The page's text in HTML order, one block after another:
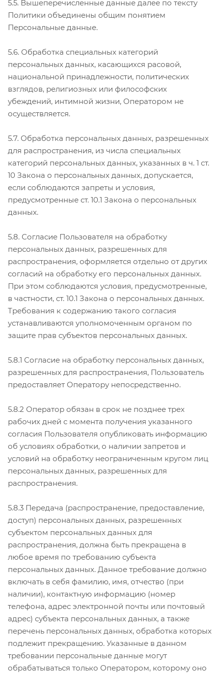
5.5. Вышеперечисленные данные далее по тексту
Политики объединены общим понятием
Персональные данные.
5.6. Обработка специальных категорий
персональных данных, касающихся расовой,
национальной принадлежности, политических
взглядов, религиозных или философских
убеждений, интимной жизни, Оператором не
осуществляется.
5.7. Обработка персональных данных, разрешенных
для распространения, из числа специальных
категорий персональных данных, указанных в ч. 1 ст.
10 Закона о персональных данных, допускается,
если соблюдаются запреты и условия,
предусмотренные ст. 10.1 Закона о персональных
данных.
5.8. Согласие Пользователя на обработку
персональных данных, разрешенных для
распространения, оформляется отдельно от других
согласий на обработку его персональных данных.
При этом соблюдаются условия, предусмотренные,
в частности, ст. 10.1 Закона о персональных данных.
Требования к содержанию такого согласия
устанавливаются уполномоченным органом по
защите прав субъектов персональных данных.
5.8.1 Согласие на обработку персональных данных,
разрешенных для распространения, Пользователь
предоставляет Оператору непосредственно.
5.8.2 Оператор обязан в срок не позднее трех
рабочих дней с момента получения указанного
согласия Пользователя опубликовать информацию
об условиях обработки, о наличии запретов и
условий на обработку неограниченным кругом лиц
персональных данных, разрешенных для
распространения.
5.8.3 Передача (распространение, предоставление,
доступ) персональных данных, разрешенных
субъектом персональных данных для
распространения, должна быть прекращена в
любое время по требованию субъекта
персональных данных. Данное требование должно
включать в себя фамилию, имя, отчество (при
наличии), контактную информацию (номер
телефона, адрес электронной почты или почтовый
адрес) субъекта персональных данных, а также
перечень персональных данных, обработка которых
подлежит прекращению. Указанные в данном
требовании персональные данные могут
обрабатываться только Оператором, которому оно